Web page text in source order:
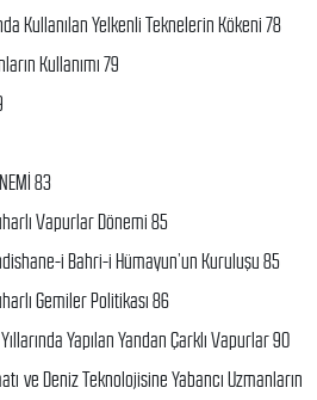
Kullanılan Yelkenli Teknelerin Kökeni 78
Kullanımı 79
83
Vapurlar Dönemi 85
i Bahri-i Hümayun’un Kuruluşu 85
Gemiler Politikası 86
Yapılan Yandan Çarklı Vapurlar 90
ve Deniz Teknolojisine Yabancı Uzmanların